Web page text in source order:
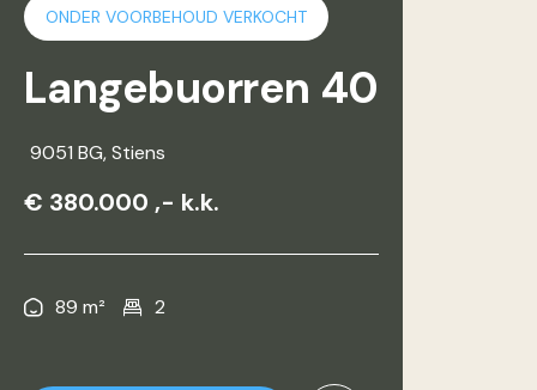
ONDER VOORBEHOUD VERKOCHT
Langebuorren 40
9051 BG, Stiens
€ 380.000 ,- k.k.
89 m² 2